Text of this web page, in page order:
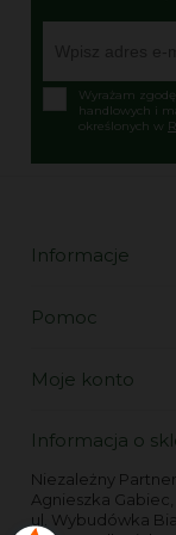
Wyrażam
handlowych i
określonych w
Informacje
Pomoc
Moje konto
Informacja o
Niezależny
Agnieszka Gabiec,
ul. Wybudówka